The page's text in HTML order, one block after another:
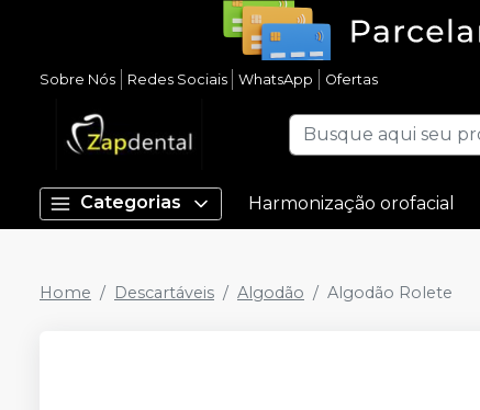
Sobre Nós Redes Sociais WhatsApp Ofertas
Categorias Harmonização orofacial
Home Descartáveis Algodão Algodão Rolete